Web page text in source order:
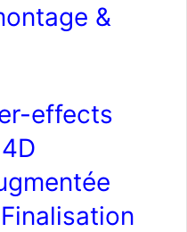
&
effects